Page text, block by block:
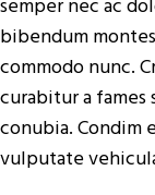
semper nec ac
bibendum
commodo nunc.
curabitur a fames
conubia.
vulputate